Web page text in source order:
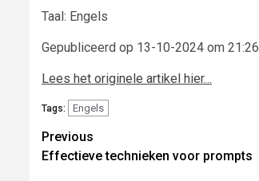
Taal: Engels
Gepubliceerd op 13-10-2024 om 21:26
Lees het originele artikel hier…
Tags: Engels
Continue
Reading
Previous
Effectieve technieken voor prompts